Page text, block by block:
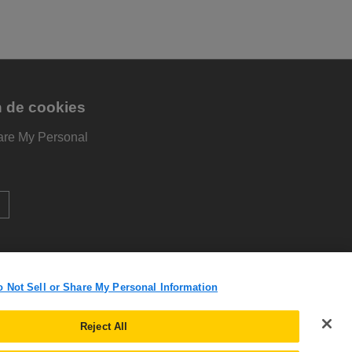
de cookies
My Personal
Not Sell or Share My Personal Information
Reject All